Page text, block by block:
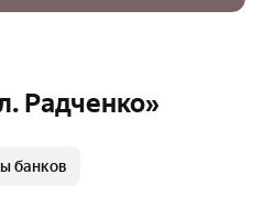
Радченко»
банков